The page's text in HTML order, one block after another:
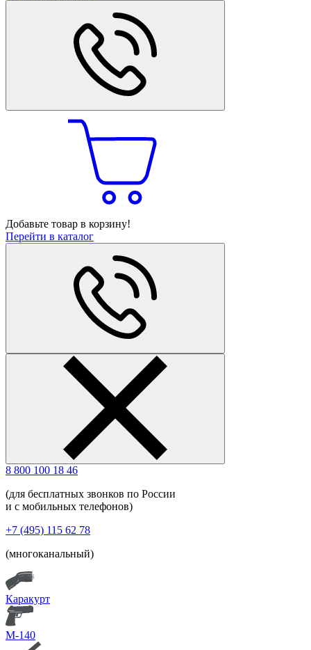
Добавьте товар в корзину!
Перейти в каталог
8 800 100 18 46
(для бесплатных звонков по России
и с мобильных телефонов)
+7 (495) 115 62 78
(многоканальный)
Каракурт
М-140